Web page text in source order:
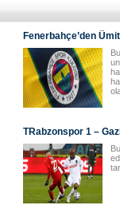
Fenerbahçe’den
TRabzonspor 1 –